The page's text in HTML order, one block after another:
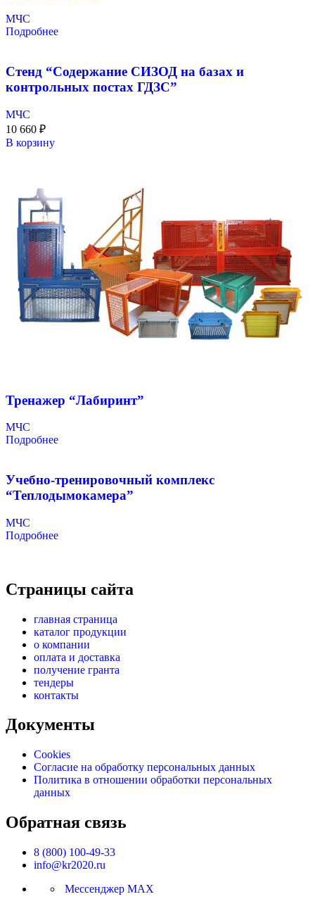
МЧС
Подробнее
Стенд “Содержание СИЗОД на базах и
контрольных постах ГДЗС”
МЧС
10 660 ₽
В корзину
Тренажер “Лабиринт”
МЧС
Подробнее
Учебно-тренировочный комплекс
“Теплодымокамера”
МЧС
Подробнее
Страницы сайта
главная страница
каталог продукции
о компании
оплата и доставка
получение гранта
тендеры
контакты
Документы
Cookies
Согласие на обработку персональных данных
Политика в отношении обработки персональных
данных
Обратная связь
8 (800) 100-49-33
info@kr2020.ru
Мессенджер MAX